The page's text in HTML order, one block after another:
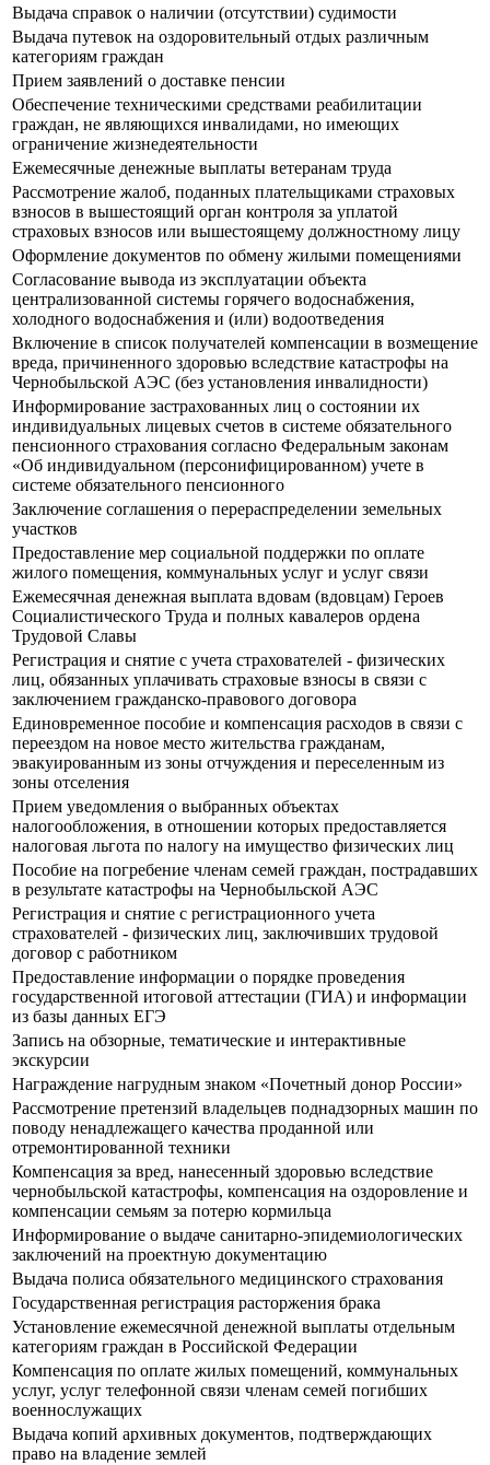
Выдача справок о наличии (отсутствии) судимости
Выдача путевок на оздоровительный отдых различным
категориям граждан
Прием заявлений о доставке пенсии
Обеспечение техническими средствами реабилитации
граждан, не являющихся инвалидами, но имеющих
ограничение жизнедеятельности
Ежемесячные денежные выплаты ветеранам труда
Рассмотрение жалоб, поданных плательщиками страховых
взносов в вышестоящий орган контроля за уплатой
страховых взносов или вышестоящему должностному лицу
Оформление документов по обмену жилыми помещениями
Согласование вывода из эксплуатации объекта
централизованной системы горячего водоснабжения,
холодного водоснабжения и (или) водоотведения
Включение в список получателей компенсации в возмещение
вреда, причиненного здоровью вследствие катастрофы на
Чернобыльской АЭС (без установления инвалидности)
Информирование застрахованных лиц о состоянии их
индивидуальных лицевых счетов в системе обязательного
пенсионного страхования согласно Федеральным законам
«Об индивидуальном (персонифицированном) учете в
системе обязательного пенсионного
Заключение соглашения о перераспределении земельных
участков
Предоставление мер социальной поддержки по оплате
жилого помещения, коммунальных услуг и услуг связи
Ежемесячная денежная выплата вдовам (вдовцам) Героев
Социалистического Труда и полных кавалеров ордена
Трудовой Славы
Регистрация и снятие с учета страхователей - физических
лиц, обязанных уплачивать страховые взносы в связи с
заключением гражданско-правового договора
Единовременное пособие и компенсация расходов в связи с
переездом на новое место жительства гражданам,
эвакуированным из зоны отчуждения и переселенным из
зоны отселения
Прием уведомления о выбранных объектах
налогообложения, в отношении которых предоставляется
налоговая льгота по налогу на имущество физических лиц
Пособие на погребение членам семей граждан, пострадавших
в результате катастрофы на Чернобыльской АЭС
Регистрация и снятие с регистрационного учета
страхователей - физических лиц, заключивших трудовой
договор с работником
Предоставление информации о порядке проведения
государственной итоговой аттестации (ГИА) и информации
из базы данных ЕГЭ
Запись на обзорные, тематические и интерактивные
экскурсии
Награждение нагрудным знаком «Почетный донор России»
Рассмотрение претензий владельцев поднадзорных машин по
поводу ненадлежащего качества проданной или
отремонтированной техники
Компенсация за вред, нанесенный здоровью вследствие
чернобыльской катастрофы, компенсация на оздоровление и
компенсации семьям за потерю кормильца
Информирование о выдаче санитарно-эпидемиологических
заключений на проектную документацию
Выдача полиса обязательного медицинского страхования
Государственная регистрация расторжения брака
Установление ежемесячной денежной выплаты отдельным
категориям граждан в Российской Федерации
Компенсация по оплате жилых помещений, коммунальных
услуг, услуг телефонной связи членам семей погибших
военнослужащих
Выдача копий архивных документов, подтверждающих
право на владение землей